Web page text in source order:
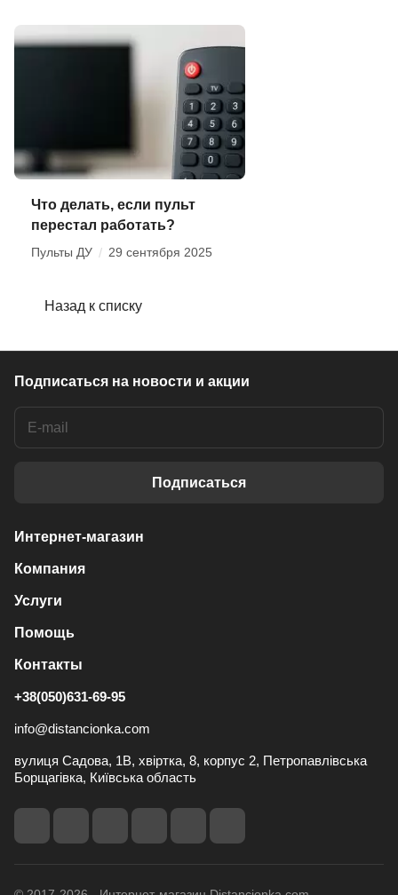
Что делать, если пульт
перестал работать?
Пульты ДУ / 29 сентября 2025
Назад к списку
Подписаться на новости и акции
Подписаться
Интернет-магазин
Компания
Услуги
Помощь
Контакты
+38(050)631-69-95
info@distancionka.com
вулиця Садова, 1В, хвіртка, 8, корпус 2, Петропавлівська
Борщагівка, Київська область